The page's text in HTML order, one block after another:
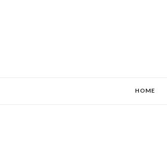
HOME